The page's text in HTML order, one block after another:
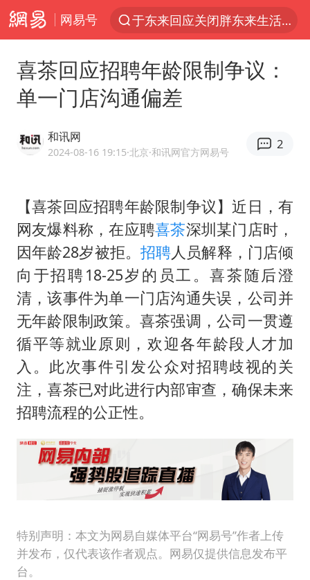
网易号
于东来回应关闭胖东来生活广场店
白海豚登陆强度略强于巴威
《披荆斩棘2026》阵容官宣
浙江省委书记：该停下的坚决停下来
美将每月供乌爱国者拦截导弹
白海豚北上或致京津冀暴雨
上海中心千吨“镇楼神器”摆动明显
10余省份将出现强风雨 局地特大暴雨
世界第1特鲁姆普斯诺克中国赛一轮游
新疆一婚礼线上邀请引热议
《龙餐馆》 冲奖
国足U17与阿森纳决赛取消 并列冠军
构建更高水平的全民健身公共服务体系
韩军前线部队连曝丑闻
喜茶回应招聘年龄限制争议：
单一门店沟通偏差
和讯网
2024-08-16 19:15·北京·和讯网官方网易号
2
【喜茶回应招聘年龄限制争议】近日，有
网友爆料称，在应聘喜茶深圳某门店时，
因年龄28岁被拒。 招聘人员解释，门店倾
向于招聘18-25岁的员工。喜茶随后澄
清，该事件为单一门店沟通失误，公司并
无年龄限制政策。喜茶强调，公司一贯遵
循平等就业原则，欢迎各年龄段人才加
入。此次事件引发公众对招聘歧视的关
注，喜茶已对此进行内部审查，确保未来
招聘流程的公正性。
特别声明：本文为网易自媒体平台“网易号”作者上传
并发布，仅代表该作者观点。网易仅提供信息发布平
台。